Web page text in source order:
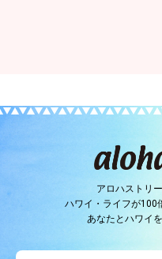
アロハストリ
ハワイ・ライフが100
あなたとハワイ